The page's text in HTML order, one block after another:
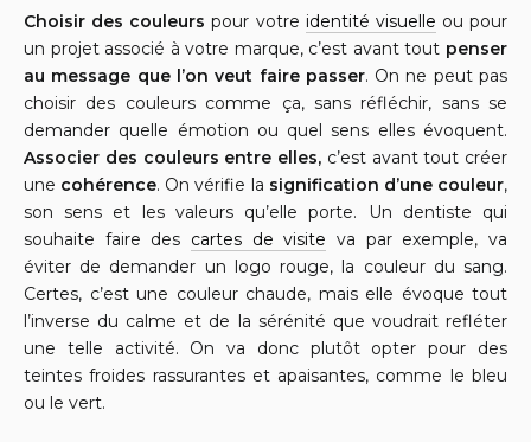
Choisir des couleurs pour votre identité visuelle ou pour
un projet associé à votre marque, c’est avant tout penser
au message que l’on veut faire passer. On ne peut pas
choisir des couleurs comme ça, sans réfléchir, sans se
demander quelle émotion ou quel sens elles évoquent.
Associer des couleurs entre elles, c’est avant tout créer
une cohérence. On vérifie la signification d’une couleur,
son sens et les valeurs qu’elle porte. Un dentiste qui
souhaite faire des cartes de visite va par exemple, va
éviter de demander un logo rouge, la couleur du sang.
Certes, c’est une couleur chaude, mais elle évoque tout
l’inverse du calme et de la sérénité que voudrait refléter
une telle activité. On va donc plutôt opter pour des
teintes froides rassurantes et apaisantes, comme le bleu
ou le vert.